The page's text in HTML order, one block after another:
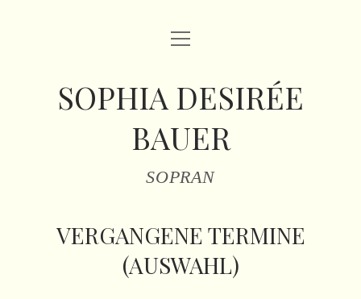
HOME
TERMINE Menü
VERGANGENE TERMINE (AUSWAHL)
MEDIA Menü
FOTO
Menü
öffnen
SOPHIA DESIRÉE
BAUER
SOPRAN
VERGANGENE TERMINE
(AUSWAHL)